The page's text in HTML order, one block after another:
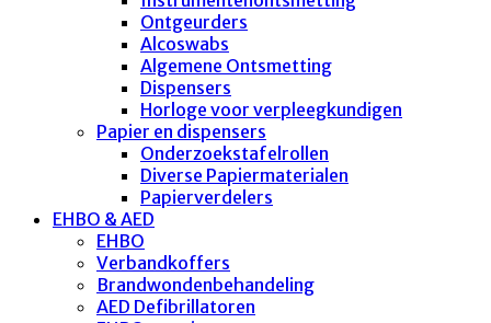
Ontgeurders
Alcoswabs
Algemene Ontsmetting
Dispensers
Horloge voor verpleegkundigen
Papier en dispensers
Onderzoekstafelrollen
Diverse Papiermaterialen
Papierverdelers
EHBO & AED
EHBO
Verbandkoffers
Brandwondenbehandeling
AED Defibrillatoren